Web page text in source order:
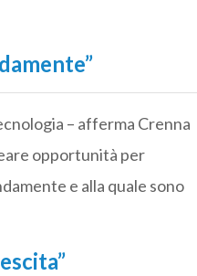
– afferma Crenna
opportunità per
e alla quale sono